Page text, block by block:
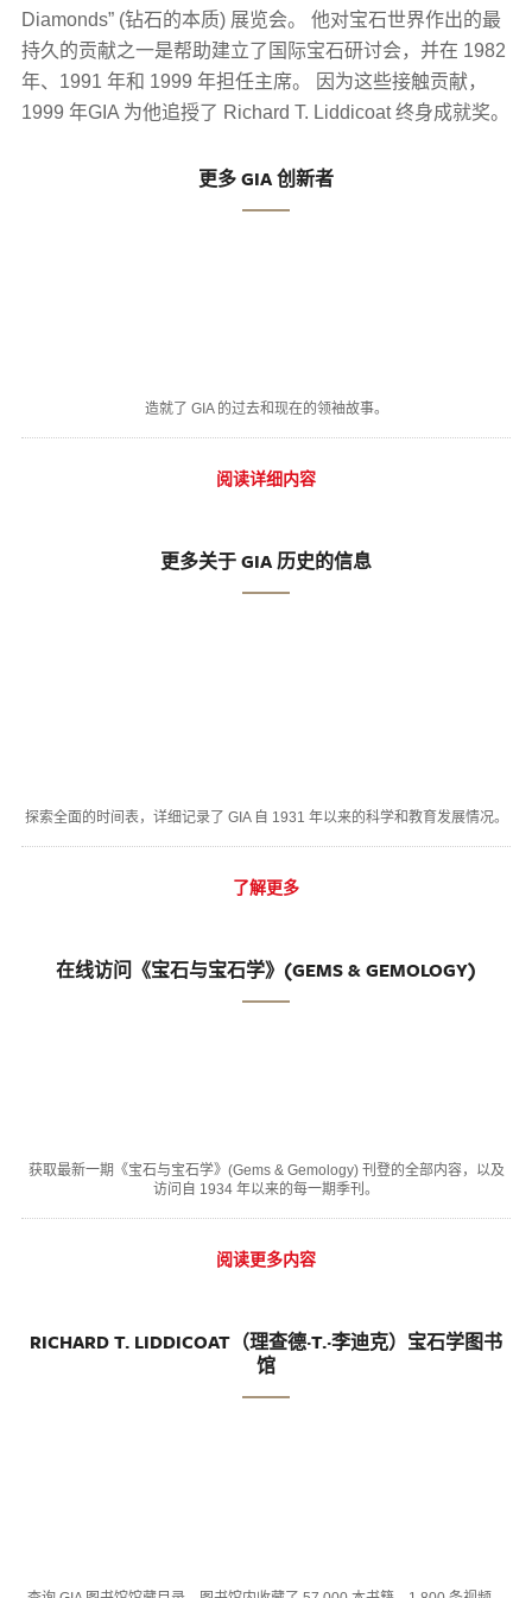
Diamonds” (钻石的本质) 展览会。 他对宝石世界作出的最
持久的贡献之一是帮助建立了国际宝石研讨会，并在 1982
年、1991 年和 1999 年担任主席。 因为这些接触贡献，
1999 年GIA 为他追授了 Richard T. Liddicoat 终身成就奖。
更多 GIA 创新者
造就了 GIA 的过去和现在的领袖故事。
阅读详细内容
更多关于 GIA 历史的信息
探索全面的时间表，详细记录了 GIA 自 1931 年以来的科学和教育发展情况。
了解更多
在线访问《宝石与宝石学》(GEMS & GEMOLOGY)
获取最新一期《宝石与宝石学》(Gems & Gemology) 刊登的全部内容，以及
访问自 1934 年以来的每一期季刊。
阅读更多内容
RICHARD T. LIDDICOAT（理查德·T.·李迪克）宝石学图书
馆